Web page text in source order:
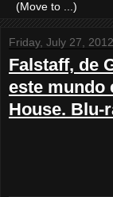
Friday, July 27, 2012
Falstaff, de
este mundo
House. Blu-